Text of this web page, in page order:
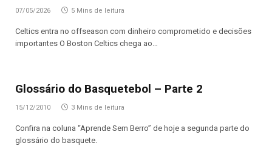
07/05/2026 5 Mins de leitura
Celtics entra no offseason com dinheiro comprometido e decisões
importantes O Boston Celtics chega ao…
Glossário do Basquetebol – Parte 2
15/12/2010 3 Mins de leitura
Confira na coluna “Aprende Sem Berro” de hoje a segunda parte do
glossário do basquete.